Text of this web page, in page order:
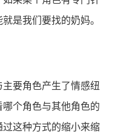
是我们要找的奶妈。
要角色产生了情感纽
个角色与其他角色的
这种方式的缩小来缩